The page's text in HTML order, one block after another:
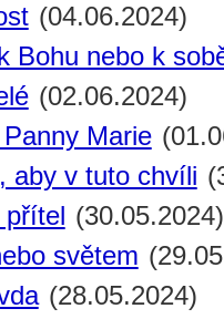
(04.06.2024)
Bohu nebo k
(02.06.2024)
Marie
aby v tuto chvíli
přítel (30.05.2024)
světem
(28.05.2024)